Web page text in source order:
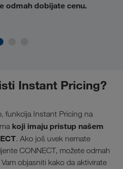
odmah dobijate cenu.
Instant Pricing?
funkcija Instant Pricing na
koji imaju pristup našem
. Ako još uvek nemate
CONNECT, možete odmah
objasniti kako da aktivirate